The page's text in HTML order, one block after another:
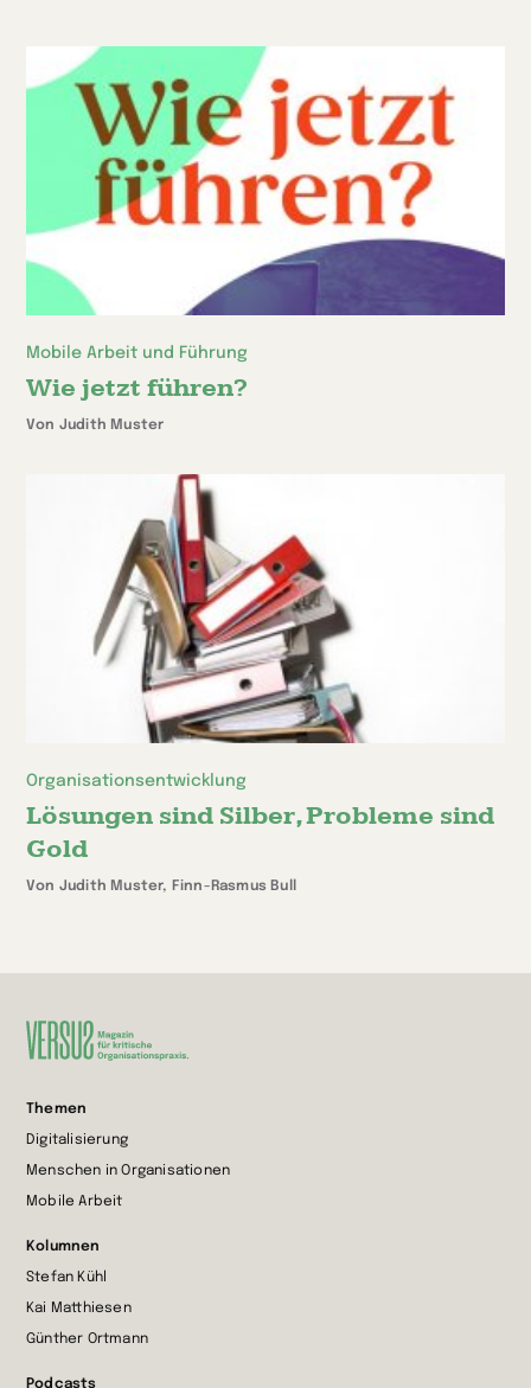
Mobile Arbeit und Führung
Wie jetzt führen?
Von Judith Muster
Organisationsentwicklung
Lösungen sind Silber, Probleme sind
Gold
Von Judith Muster, Finn-Rasmus Bull
Startseite
wechseln
Themen
Digitalisierung
Menschen in Organisationen
Mobile Arbeit
Kolumnen
Stefan Kühl
Kai Matthiesen
Günther Ortmann
Podcasts